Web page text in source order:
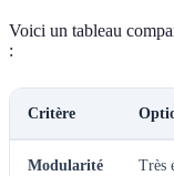
Voici un tableau
:
Critère
Modularité Très